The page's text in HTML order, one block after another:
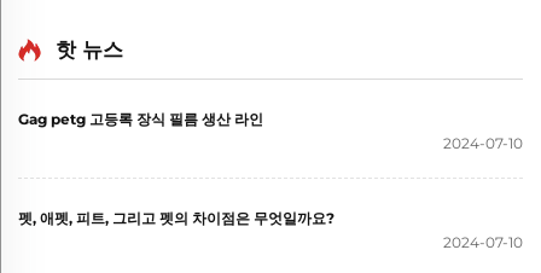
핫 뉴스
Gag petg 고등록 장식 필름 생산 라인
2024-07-10
펫, 애펫, 피트, 그리고 펫의 차이점은 무엇일까요?
2024-07-10